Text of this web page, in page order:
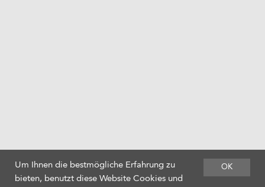
OK
Um Ihnen die bestmögliche Erfahrung zu
bieten, benutzt diese Website Cookies und